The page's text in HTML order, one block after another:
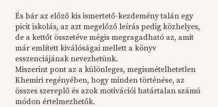
És bár az előző kis ismertető-kezdemény talán egy
picit iskolás, az azt megelőző leírás pedig közhelyes,
de a kettőt összetéve mégis megragadható az, amit
már említett kiválóságai mellett a könyv
esszenciájának nevezhetünk.
Miszerint pont az a különleges, megismételhetetlen
Khemiri regényében, hogy minden történése, az
összes szereplő és azok motivációi határtalan számú
módon értelmezhetők.